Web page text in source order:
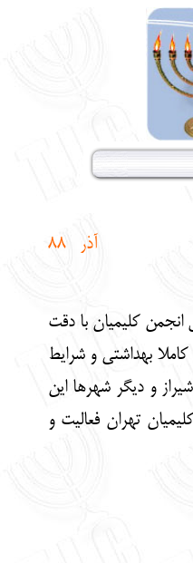
آذر
انجمن کلیمیان با دقت
بهداشتی و شرایط
در شیراز و دیگر شهرها این
تهران فعالیت و